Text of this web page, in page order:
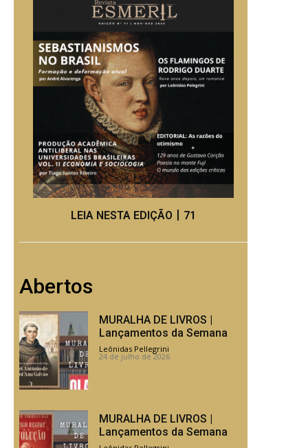
LEIA NESTA EDIÇÃO丨71
Abertos
MURALHA DE LIVROS |
Lançamentos da Semana
Leônidas Pellegrini -
24 de julho de 2026
MURALHA DE LIVROS |
Lançamentos da Semana